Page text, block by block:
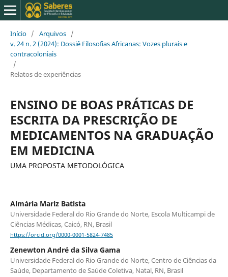
Início / Arquivos /
v. 24 n. 2 (2024): Dossiê Filosofias Africanas: Vozes plurais e
contracoloniais
/
Relatos de experiências
ENSINO DE BOAS PRÁTICAS DE
ESCRITA DA PRESCRIÇÃO DE
MEDICAMENTOS NA GRADUAÇÃO
EM MEDICINA
UMA PROPOSTA METODOLÓGICA
Almária Mariz Batista
Universidade Federal do Rio Grande do Norte, Escola Multicampi de
Ciências Médicas, Caicó, RN, Brasil
https://orcid.org/0000-0001-5824-7485
Zenewton André da Silva Gama
Universidade Federal do Rio Grande do Norte, Centro de Ciências da
Saúde, Departamento de Saúde Coletiva, Natal, RN, Brasil